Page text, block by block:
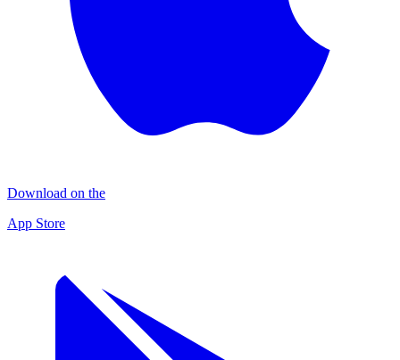
Download on the
App Store